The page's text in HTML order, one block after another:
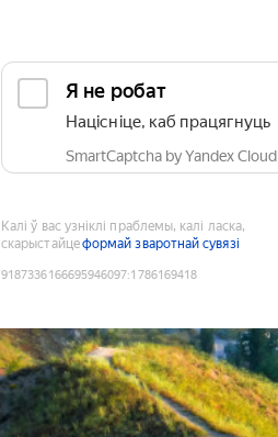
Я не робат
Націсніце, каб працягнуць
SmartCaptcha by Yandex Cloud
Калі ў вас узніклі праблемы, калі ласка,
скарыстайцеформай зваротнай сувязі
9187336166695946097:1786169418